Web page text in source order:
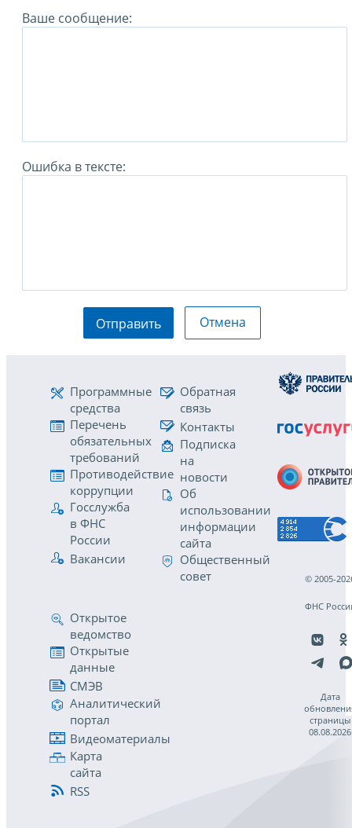
Ваше сообщение:
Ошибка в тексте:
Отправить Отмена
Программные
средства
Перечень
обязательных
требований
Противодействие
коррупции
Госслужба
в ФНС
России
Вакансии
Обратная
связь
Контакты
Подписка
на
новости
Об
использовании
информации
сайта
Общественный
совет
Открытое
ведомство
Открытые
данные
СМЭВ
Аналитический
портал
Видеоматериалы
Карта
сайта
RSS
© 2005-
ФНС
Дата
страницы
08.08.2026